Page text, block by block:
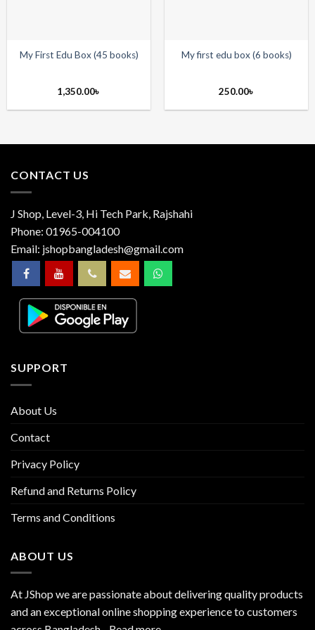
My First Edu Box (45 books)
1,350.00৳
My first edu box (6 books)
250.00৳
CONTACT US
J Shop, Level-3, Hi Tech Park, Rajshahi
Phone: 01965-004100
Email: jshopbangladesh@gmail.com
SUPPORT
About Us
Contact
Privacy Policy
Refund and Returns Policy
Terms and Conditions
ABOUT US
At JShop we are passionate about delivering quality products
and an exceptional online shopping experience to customers